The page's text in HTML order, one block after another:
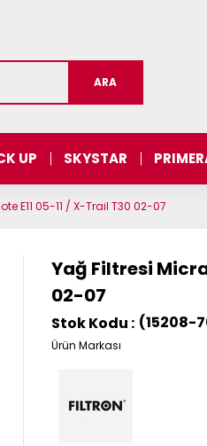
UP SKYSTAR
E11 05-11 / X-Trail T30 02-07
Yağ Filtresi Micra
02-07
(15208-